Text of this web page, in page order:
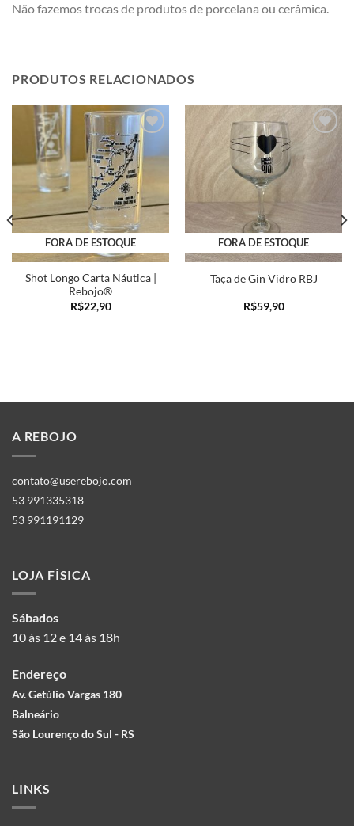
Não fazemos trocas de produtos de porcelana ou cerâmica.
PRODUTOS RELACIONADOS
Adicionar
a minha
lista
FORA DE ESTOQUE
Shot Longo Carta Náutica |
Rebojo®
R$22,90
a minha
FORA DE ESTOQUE
Taça de Gin Vidro RBJ
R$59,90
A REBOJO
contato@userebojo.com
53 991335318
53 991191129
LOJA FÍSICA
Sábados
10 às 12 e 14 às 18h
Endereço
Av. Getúlio Vargas 180
Balneário
São Lourenço do Sul - RS
LINKS